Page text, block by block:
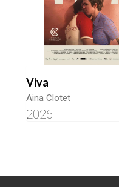
Viva
Aina Clotet
2026